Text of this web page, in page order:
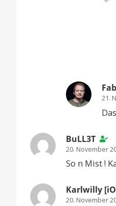
21.
BuLL3T
20. November
So n Mist !
Karlwilly
20. November